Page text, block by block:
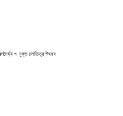
ও মুক্ত চলচ্চিত্র উৎসব